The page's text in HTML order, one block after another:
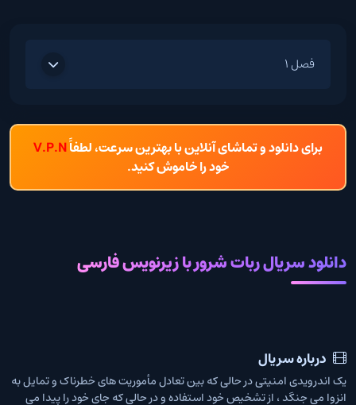
فصل 1
برای دانلود و تماشای آنلاین با بهترین سرعت، لطفاًV.P.N
خود را خاموش کنید.
دانلود سریال ربات شرور با زیرنویس فارسی
درباره سریال
یک اندرویدی امنیتی در حالی که بین تعادل مأموریت های خطرناک و تمایل به
انزوا می جنگد ، از تشخیص خود استفاده و در حالی که جای خود را پیدا می